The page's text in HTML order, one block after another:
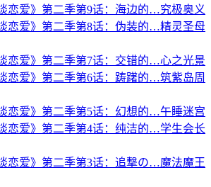
恋爱》第二季第9话：海边的…究极奥义
恋爱》第二季第8话：伪装的…精灵圣母
恋爱》第二季第7话：交错的…心之光景
恋爱》第二季第6话：踌躇的…筑紫岛周
恋爱》第二季第5话：幻想的…午睡迷宫
恋爱》第二季第4话：纯洁的…学生会长
恋爱》第二季第3话：追撃の…魔法魔王